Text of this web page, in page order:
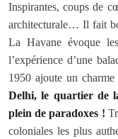
Inspirantes, coups de
architecturale… Il fait
La Havane évoque
l’expérience d’une
1950 ajoute un charme
Delhi, le quartier de
plein de paradoxes !
coloniales les plus